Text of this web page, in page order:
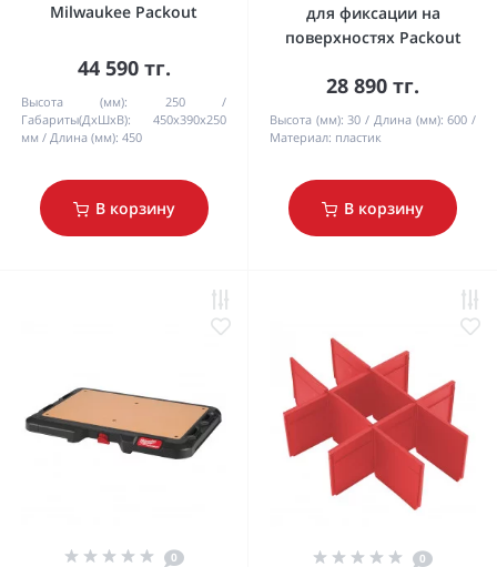
Milwaukee Packout
44 590 тг.
Высота (мм):
250
Габариты(ДхШхВ):
450х390х250
мм
Длина (мм): 450
В корзину
для фиксации на
поверхностях Packout
28 890 тг.
Высота (мм): 30 Длина (мм): 600
Материал: пластик
В корзину
0 0